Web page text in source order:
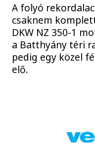
A folyó
csaknem
DKW NZ 350-1
a Batthyány téri
pedig egy közel
elő.